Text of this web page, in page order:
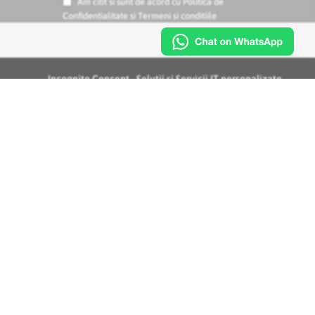
Confidentialitatesi Termeni si conditiile
Incognito Concept - Solutii si Servicii IT personalizate